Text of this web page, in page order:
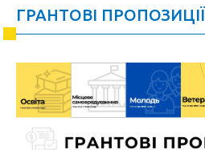
ГРАНТОВІ ПРОПОЗИЦІЇ